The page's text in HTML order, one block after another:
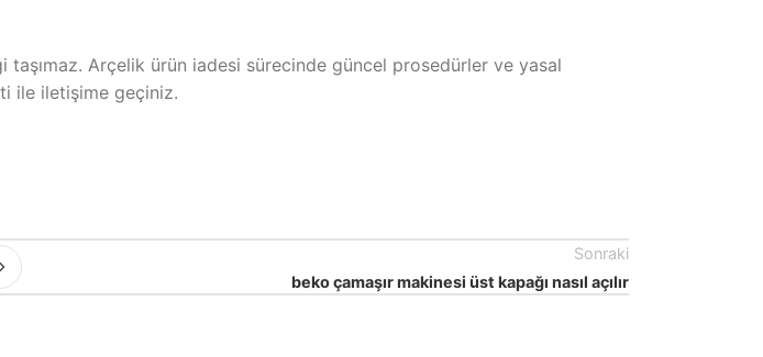
Arçelik ürün iadesi sürecinde güncel prosedürler ve yasal
ile iletişime geçiniz.
Sonraki
beko çamaşır makinesi üst kapağı nasıl açılır